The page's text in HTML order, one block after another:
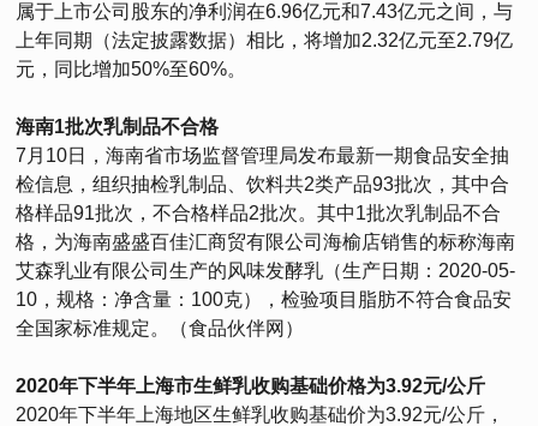
属于上市公司股东的净利润在6.96亿元和7.43亿元之间，与
上年同期（法定披露数据）相比，将增加2.32亿元至2.79亿
元，同比增加50%至60%。
海南1批次乳制品不合格
7月10日，海南省市场监督管理局发布最新一期食品安全抽
检信息，组织抽检乳制品、饮料共2类产品93批次，其中合
格样品91批次，不合格样品2批次。其中1批次乳制品不合
格，为海南盛盛百佳汇商贸有限公司海榆店销售的标称海南
艾森乳业有限公司生产的风味发酵乳（生产日期：2020-05-
10，规格：净含量：100克），检验项目脂肪不符合食品安
全国家标准规定。（食品伙伴网）
2020年下半年上海市生鲜乳收购基础价格为3.92元/公斤
2020年下半年上海地区生鲜乳收购基础价为3.92元/公斤，